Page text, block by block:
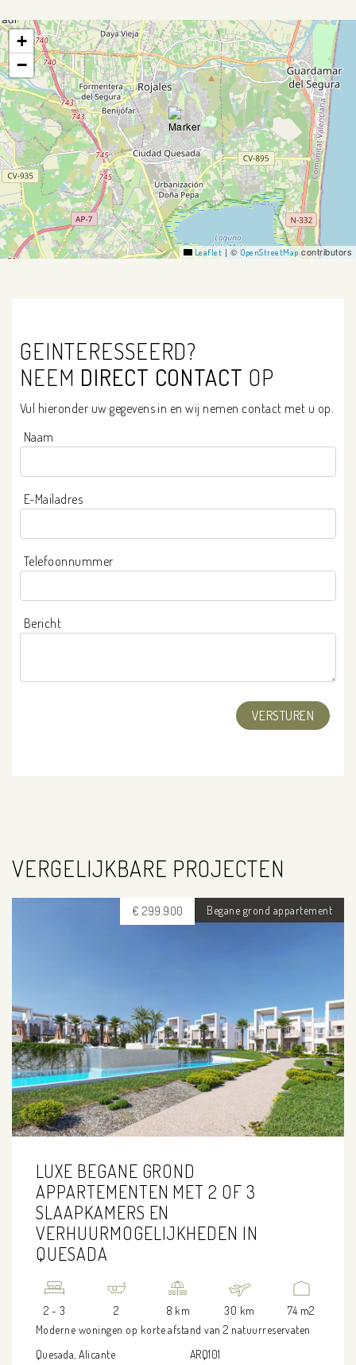
+
−
Leaflet |©OpenStreetMapcontributors
GEINTERESSEERD?
NEEM DIRECT CONTACT OP
Vul hieronder uw gegevens in en wij nemen contact met u op.
Naam
E-Mailadres
Telefoonnummer
Bericht
VERGELIJKBARE PROJECTEN
Begane grond appartement
€ 299.900
LUXE BEGANE GROND
APPARTEMENTEN MET 2 OF 3
SLAAPKAMERS EN
VERHUURMOGELIJKHEDEN IN
QUESADA
2 - 3 2 8 km 30 km
74 m2
Moderne woningen op korte afstand van 2 natuurreservaten
Quesada, Alicante
ARQ101